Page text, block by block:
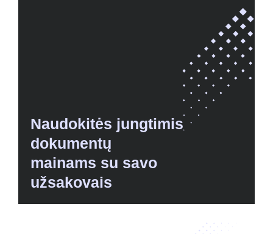
Naudokitės jungtimis
dokumentų
mainams su savo
užsakovais